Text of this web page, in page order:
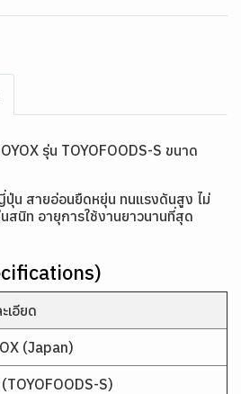
รุ่น TOYOFOODS-S ขนาด
ปุ่น สายอ่อนยืดหยุ่น ทนแรงดันสูง ไม่
นิท อายุการใช้งานยาวนานที่สุด
เอียด
(Japan)
S)